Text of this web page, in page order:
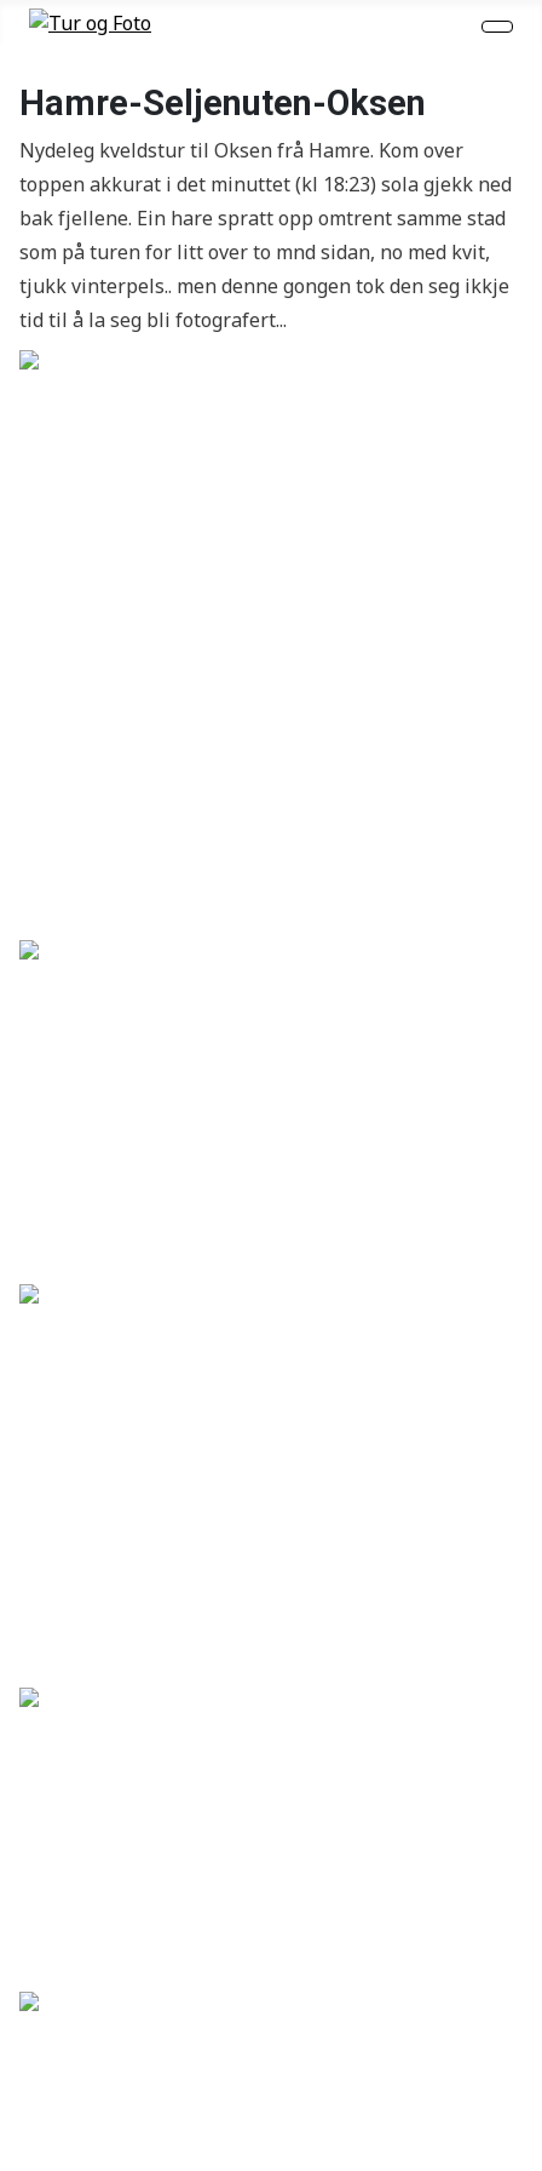
Hamre-Seljenuten-Oksen
Nydeleg kveldstur til Oksen frå Hamre. Kom over
toppen akkurat i det minuttet (kl 18:23) sola gjekk ned
bak fjellene. Ein hare spratt opp omtrent samme stad
som på turen for litt over to mnd sidan, no med kvit,
tjukk vinterpels.. men denne gongen tok den seg ikkje
tid til å la seg bli fotografert...